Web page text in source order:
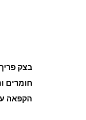
בצק פריך מתוק
חומרים
הקפאה